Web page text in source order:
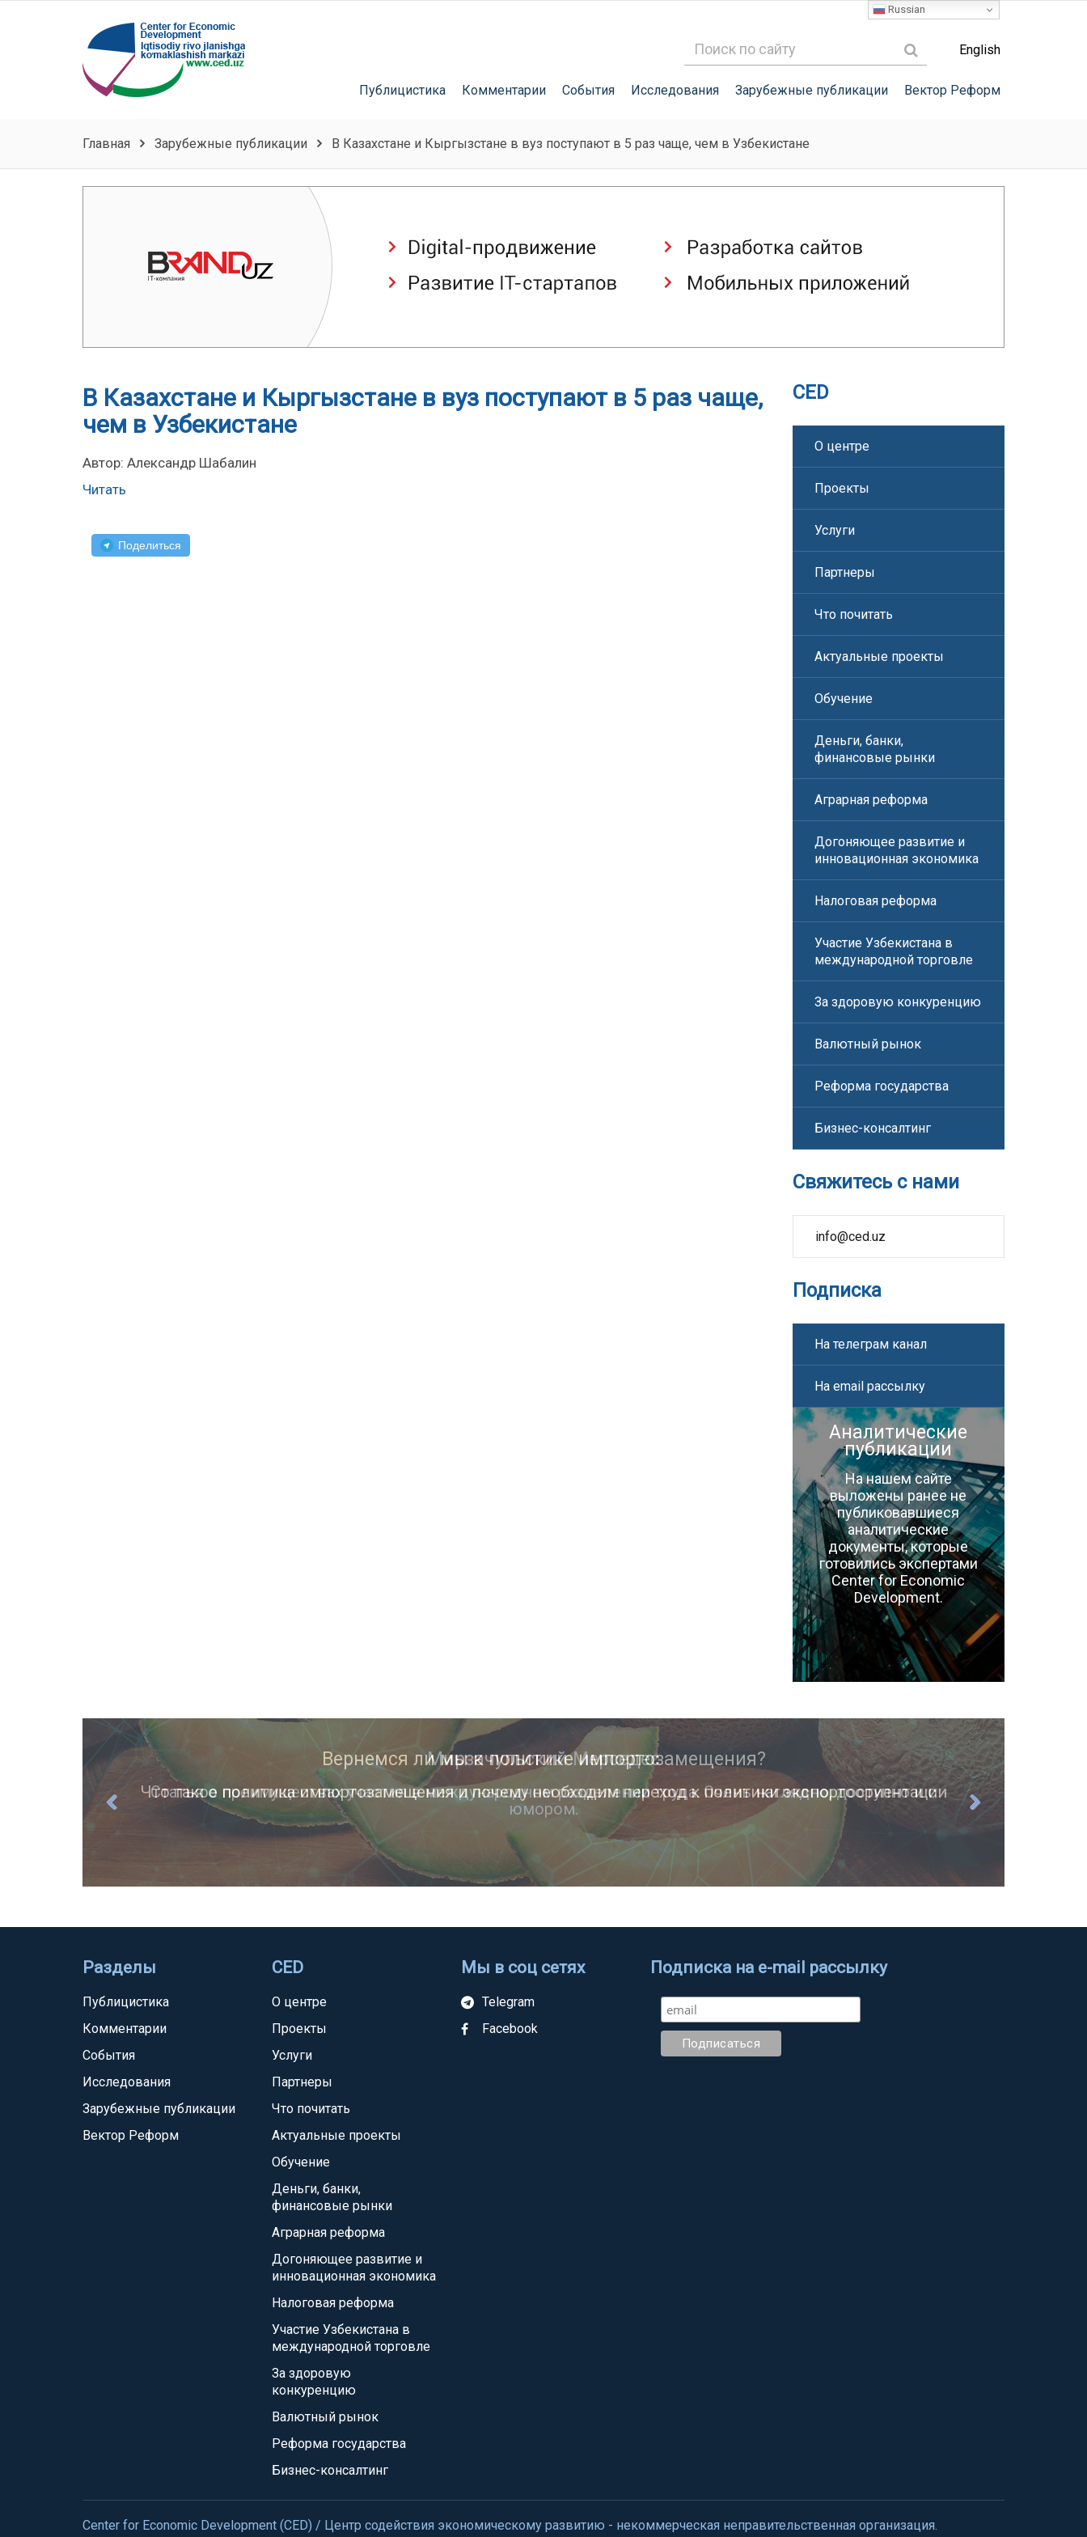
English
Публицистика Комментарии События Исследования Зарубежные публикации Вектор Реформ
Главная Зарубежные публикации В Казахстане и Кыргызстане в вуз поступают в 5 раз чаще, чем в Узбекистане
В Казахстане и Кыргызстане в вуз поступают в 5 раз чаще,
чем в Узбекистане
Автор: Александр Шабалин
Читать
Поделиться
CED
О центре
Проекты
Услуги
Партнеры
Что почитать
Актуальные проекты
Обучение
Деньги, банки,
финансовые рынки
Аграрная реформа
Догоняющее развитие и
инновационная экономика
Налоговая реформа
Участие Узбекистана в
международной торговле
За здоровую конкуренцию
Валютный рынок
Реформа государства
Бизнес-консалтинг
Свяжитесь с нами
info@ced.uz
Подписка
На телеграм канал
На email рассылку
Аналитические
публикации
На нашем сайте
выложены ранее не
публиковавшиеся
аналитические
документы, которые
готовились экспертами
Center for Economic
Development.
Мирзачульский Мерседес
Статья о преимуществах участия в международном разделении труда. Очень наглядно, доступно и с
юмором.
Разделы
Публицистика
Комментарии
События
Исследования
Зарубежные публикации
Вектор Реформ
CED
О центре
Проекты
Услуги
Партнеры
Что почитать
Актуальные проекты
Обучение
Деньги, банки,
финансовые рынки
Аграрная реформа
Догоняющее развитие и
инновационная экономика
Налоговая реформа
Участие Узбекистана в
международной торговле
За здоровую
конкуренцию
Валютный рынок
Реформа государства
Бизнес-консалтинг
Мы в соц сетях
Telegram
Facebook
Подписка на e-mail рассылку
Center for Economic Development (CED) / Центр содействия экономическому развитию - некоммерческая неправительственная организация.
Russian